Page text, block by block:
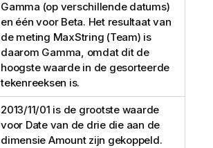
Gamma (op verschillende datums)
en één voor Beta. Het resultaat van
de meting MaxString (Team) is
daarom Gamma, omdat dit de
hoogste waarde in de gesorteerde
tekenreeksen is.
2013/11/01 is de grootste waarde
voor Datevan de drie die aan de
dimensie Amountzijn gekoppeld.